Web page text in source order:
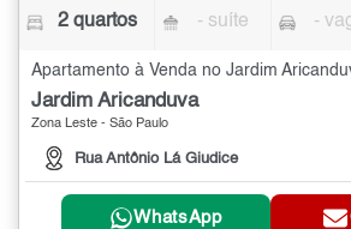
2 quartos - suíte -
Jardim Aricanduva
Zona Leste - São Paulo
Rua Antônio Lá Giudice
WhatsApp